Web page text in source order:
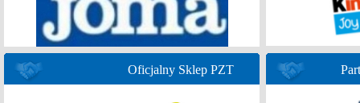
Oficjalny Sklep PZT